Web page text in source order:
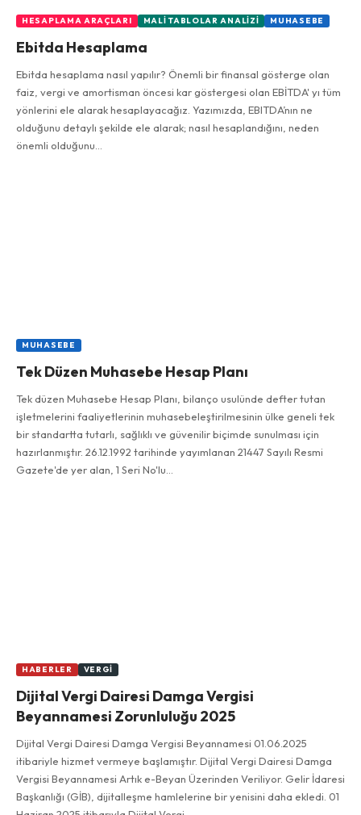
HESAPLAMA ARAÇLARI MALI TABLOLAR ANALIZI MUHASEBE
Ebitda Hesaplama
Ebitda hesaplama nasıl yapılır? Önemli bir finansal gösterge olan
faiz, vergi ve amortisman öncesi kar göstergesi olan EBİTDA' yı tüm
yönlerini ele alarak hesaplayacağız. Yazımızda, EBITDA’nın ne
olduğunu detaylı şekilde ele alarak; nasıl hesaplandığını, neden
önemli olduğunu…
MUHASEBE
Tek Düzen Muhasebe Hesap Planı
Tek düzen Muhasebe Hesap Planı, bilanço usulünde defter tutan
işletmelerini faaliyetlerinin muhasebeleştirilmesinin ülke geneli tek
bir standartta tutarlı, sağlıklı ve güvenilir biçimde sunulması için
hazırlanmıştır. 26.12.1992 tarihinde yayımlanan 21447 Sayılı Resmi
Gazete'de yer alan, 1 Seri No'lu…
HABERLER VERGI
Dijital Vergi Dairesi Damga Vergisi
Beyannamesi Zorunluluğu 2025
Dijital Vergi Dairesi Damga Vergisi Beyannamesi 01.06.2025
itibariyle hizmet vermeye başlamıştır. Dijital Vergi Dairesi Damga
Vergisi Beyannamesi Artık e-Beyan Üzerinden Veriliyor. Gelir İdaresi
Başkanlığı (GİB), dijitalleşme hamlelerine bir yenisini daha ekledi. 01